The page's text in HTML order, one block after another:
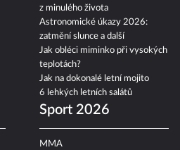
z minulého života
Astronomické úkazy 2026:
zatmění slunce a další
Jak obléci miminko při vysokých
teplotách?
Jak na dokonalé letní mojito
6 lehkých letních salátů
Sport 2026
MMA